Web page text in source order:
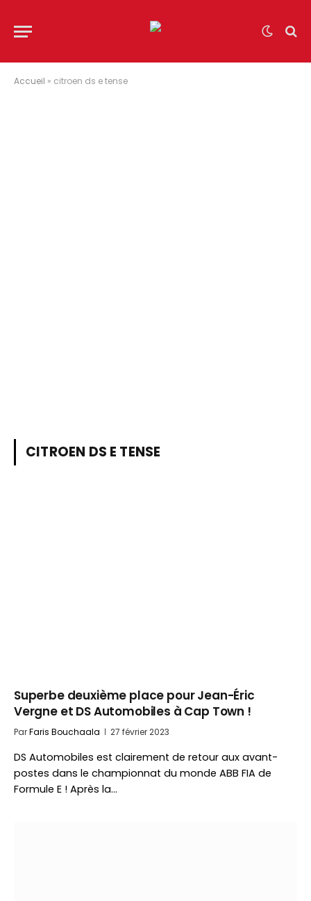
Accueil » citroen ds e tense
CITROEN DS E TENSE
Superbe deuxième place pour Jean-Éric
Vergne et DS Automobiles à Cap Town !
ParFaris Bouchaala 27 février 2023
DS Automobiles est clairement de retour aux avant-
postes dans le championnat du monde ABB FIA de
Formule E ! Après la…